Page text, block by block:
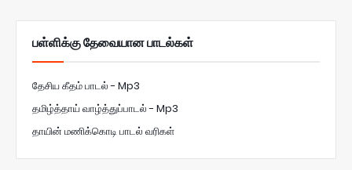
பள்ளிக்கு தேவையான பாடல்கள்
தேசிய கீதம் பாடல் - Mp3
தமிழ்த்தாய் வாழ்த்துப்பாடல் - Mp3
தாயின் மணிக்கொடி பாடல் வரிகள்